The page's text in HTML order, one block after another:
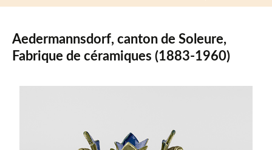
Aedermannsdorf, canton de Soleure,
Fabrique de céramiques (1883-1960)